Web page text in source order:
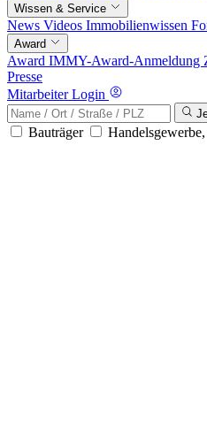
Wissen & Service
News Videos Immobilienwissen
Award
Award IMMY-Award-Anmeldung
Presse
Mitarbeiter Login
Bauträger